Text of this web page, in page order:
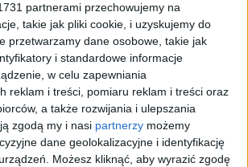
partnerami przechowujemy na
takie jak pliki cookie, i uzyskujemy do
przetwarzamy dane osobowe, takie jak
i standardowe informacje
w celu zapewniania
reklam i treści, pomiaru reklam i treści oraz
a także rozwijania i ulepszania
zgodą my i nasi partnerzy możemy
dane geolokalizacyjne i identyfikację
Możesz kliknąć, aby wyrazić zgodę